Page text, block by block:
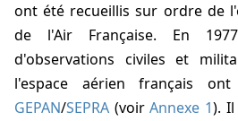
ont été recueillis sur ordre de
de l'Air Française. En
d'observations civiles et
l'espace aérien français
GEPAN/SEPRA (voirAnnexe 1).